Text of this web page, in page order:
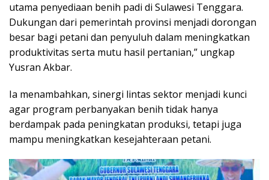
utama penyediaan benih padi di Sulawesi Tenggara.
Dukungan dari pemerintah provinsi menjadi dorongan
besar bagi petani dan penyuluh dalam meningkatkan
produktivitas serta mutu hasil pertanian,” ungkap
Yusran Akbar.
Ia menambahkan, sinergi lintas sektor menjadi kunci
agar program perbanyakan benih tidak hanya
berdampak pada peningkatan produksi, tetapi juga
mampu meningkatkan kesejahteraan petani.